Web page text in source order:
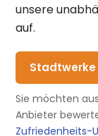
unsere
auf.
Sie möchten
Anbieter
Zufriedenheits-